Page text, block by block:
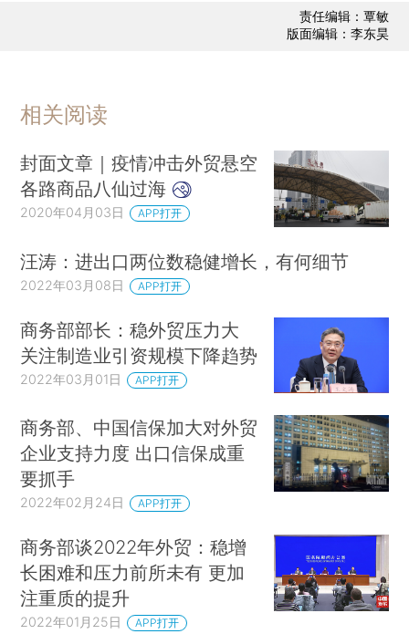
责任编辑：覃敏
版面编辑：李东昊
相关阅读
封面文章｜疫情冲击外贸悬空
各路商品八仙过海
2020年04月03日 APP打开
汪涛：进出口两位数稳健增长，有何细节
2022年03月08日 APP打开
商务部部长：稳外贸压力大
关注制造业引资规模下降趋势
2022年03月01日 APP打开
商务部、中国信保加大对外贸
企业支持力度 出口信保成重
要抓手
2022年02月24日 APP打开
商务部谈2022年外贸：稳增
长困难和压力前所未有 更加
注重质的提升
2022年01月25日 APP打开